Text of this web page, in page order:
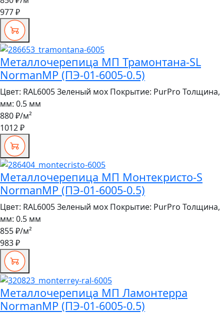
977 ₽
Металлочерепица МП Трамонтана-SL
NormanMP (ПЭ-01-6005-0.5)
Цвет: RAL6005 Зеленый мох Покрытие: PurPro Толщина,
мм: 0.5 мм
880 ₽/м²
1012 ₽
Металлочерепица МП Монтекристо-S
NormanMP (ПЭ-01-6005-0.5)
Цвет: RAL6005 Зеленый мох Покрытие: PurPro Толщина,
мм: 0.5 мм
855 ₽/м²
983 ₽
Металлочерепица МП Ламонтерра
NormanMP (ПЭ-01-6005-0.5)